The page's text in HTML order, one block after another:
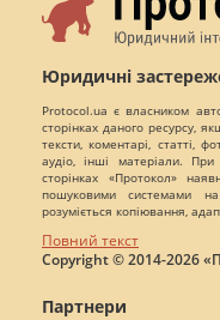
Юридичні
Protocol.ua є власником
сторінках даного ресурсу,
тексти, коментарі, статті,
аудіо, інші матеріали.
сторінках «Протокол»
пошуковими системами
розуміється копіювання,
Повний текст
Copyright © 2014-2026
Партнери